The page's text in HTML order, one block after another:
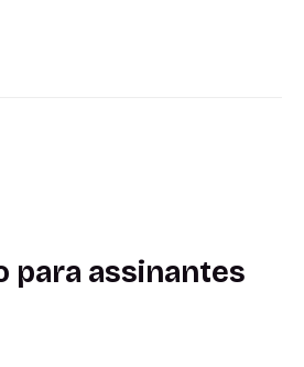
para assinantes